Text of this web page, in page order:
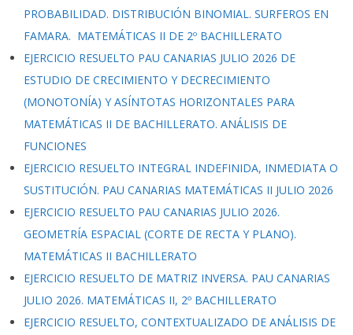
PROBABILIDAD. DISTRIBUCIÓN BINOMIAL. SURFEROS EN
FAMARA. MATEMÁTICAS II DE 2º BACHILLERATO
EJERCICIO RESUELTO PAU CANARIAS JULIO 2026 DE
ESTUDIO DE CRECIMIENTO Y DECRECIMIENTO
(MONOTONÍA) Y ASÍNTOTAS HORIZONTALES PARA
MATEMÁTICAS II DE BACHILLERATO. ANÁLISIS DE
FUNCIONES
EJERCICIO RESUELTO INTEGRAL INDEFINIDA, INMEDIATA O
SUSTITUCIÓN. PAU CANARIAS MATEMÁTICAS II JULIO 2026
EJERCICIO RESUELTO PAU CANARIAS JULIO 2026.
GEOMETRÍA ESPACIAL (CORTE DE RECTA Y PLANO).
MATEMÁTICAS II BACHILLERATO
EJERCICIO RESUELTO DE MATRIZ INVERSA. PAU CANARIAS
JULIO 2026. MATEMÁTICAS II, 2º BACHILLERATO
EJERCICIO RESUELTO, CONTEXTUALIZADO DE ANÁLISIS DE